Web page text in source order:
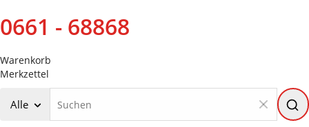
0661 - 68868
Warenkorb
Merkzettel
Alle